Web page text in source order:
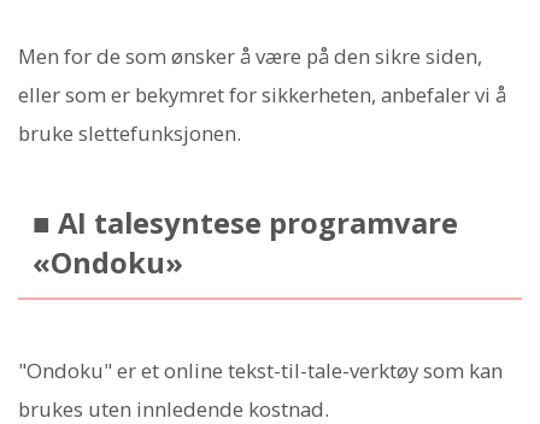
Men for de som ønsker å være på den sikre siden,
eller som er bekymret for sikkerheten, anbefaler vi å
bruke slettefunksjonen.
■ AI talesyntese programvare
«Ondoku»
"Ondoku" er et online tekst-til-tale-verktøy som kan
brukes uten innledende kostnad.